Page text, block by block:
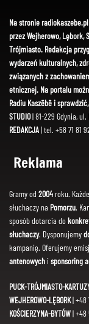
Na stronie
przez Wejherowo, Lębork,
Trójmiasto. Redakcja
wydarzeń kulturalnych,
związanych z
etnicznej. Na portalu
Radiu Kaszëbë i
STUDIO| 81-229 Gdynia, ul.
REDAKCJA| tel. +58 71 81
Reklama
Gramy od 2004roku.
słuchaczy na Pomorzu.
sposób dotarcia do
słuchaczy. Dysponujemy
kampanię. Oferujemy
antenowychi sponsoring
PUCK-TRÓJMIASTO-
WEJHEROWO-LĘBORK| +48
KOŚCIERZYNA-BYTÓW| +48